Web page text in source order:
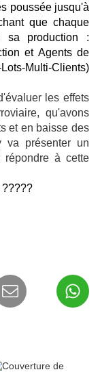
poussée jusqu'à
que chaque
sa production :
et Agents de
Multi-Clients)
les effets
qu'avons
et en baisse des
va présenter un
à cette
?????